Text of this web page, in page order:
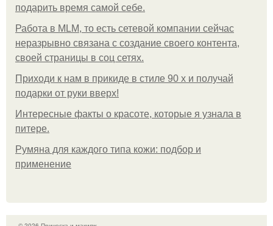
подарить время самой себе.
Работа в MLM, то есть сетевой компании сейчас
неразрывно связана с создание своего контента,
своей страницы в соц сетях.
Приходи к нам в прикиде в стиле 90 х и получай
подарки от руки вверх!
Интересные факты о красоте, которые я узнала в
питере.
Румяна для каждого типа кожи: подбор и
применение